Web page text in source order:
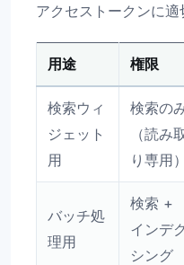
アクセストークンに適
用途 権限
検索ウィ
ジェット
用
検索の
（読み
り専用）
バッチ処
理用
検索 +
インデク
シング